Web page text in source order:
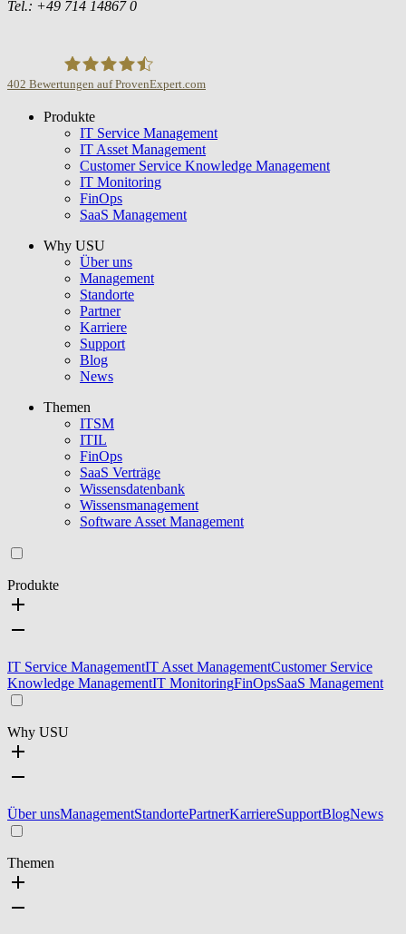
Tel.: +49 714 14867 0
USU GmbH
402 Bewertungen auf ProvenExpert.com
Produkte
IT Service Management
IT Asset Management
Customer Service Knowledge Management
IT Monitoring
FinOps
SaaS Management
Why USU
Über uns
Management
Standorte
Partner
Karriere
Support
Blog
News
Themen
ITSM
ITIL
FinOps
SaaS Verträge
Wissensdatenbank
Wissensmanagement
Software Asset Management
Produkte
IT Service ManagementIT Asset ManagementCustomer Service
Knowledge ManagementIT MonitoringFinOpsSaaS Management
Why USU
Über unsManagementStandortePartnerKarriereSupportBlogNews
Themen